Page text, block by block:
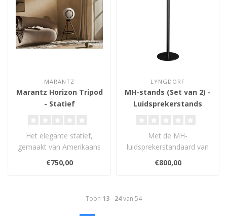
MARANTZ
Marantz Horizon Tripod
- Statief
Het elegante statief,
gemaakt van Amerikaans
gietijzer me..
€750,00
LYNGDORF
MH-stands (Set van 2) -
Luidsprekerstands
Met de MH-
luidsprekerstandaard van
een strakke en eenvo..
€800,00
Toon 13- 24van 54